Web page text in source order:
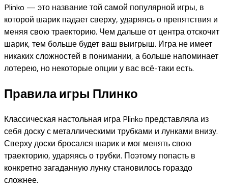
Plinko — это название той самой популярной игры, в
которой шарик падает сверху, ударяясь о препятствия и
меняя свою траекторию. Чем дальше от центра отскочит
шарик, тем больше будет ваш выигрыш. Игра не имеет
никаких сложностей в понимании, а больше напоминает
лотерею, но некоторые опции у вас всё-таки есть.
Правила игры Плинко
Классическая настольная игра Plinko представляла из
себя доску с металлическими трубками и лунками внизу.
Сверху доски бросался шарик и мог менять свою
траекторию, ударяясь о трубки. Поэтому попасть в
конкретно загаданную лунку становилось гораздо
сложнее.